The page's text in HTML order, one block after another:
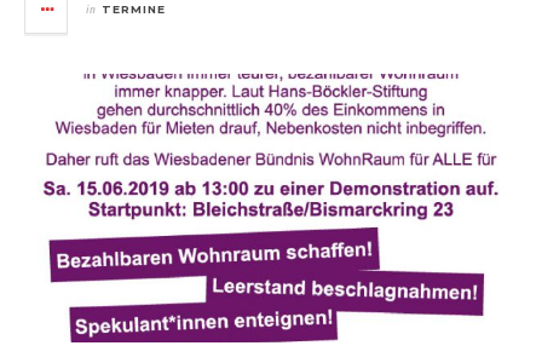
in TERMINE